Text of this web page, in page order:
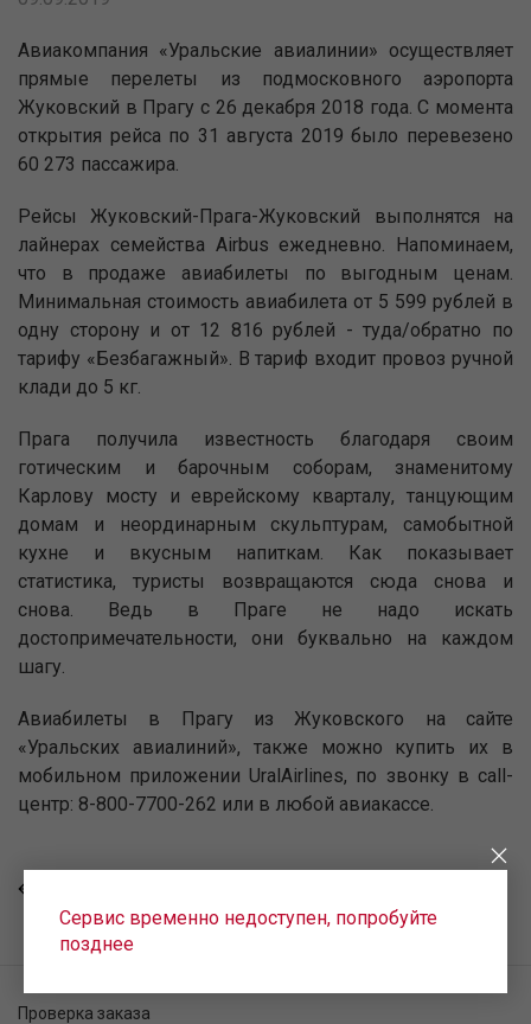
Авиакомпания «Уральские авиалинии» осуществляет
прямые перелеты из подмосковного аэропорта
Жуковский в Прагу с 26 декабря 2018 года. С момента
открытия рейса по 31 августа 2019 было перевезено
60 273 пассажира.
Рейсы Жуковский-Прага-Жуковский выполнятся на
лайнерах семейства Airbus ежедневно. Напоминаем,
что в продаже авиабилеты по выгодным ценам.
Минимальная стоимость авиабилета от 5 599 рублей в
одну сторону и от 12 816 рублей - туда/обратно по
тарифу «Безбагажный». В тариф входит провоз ручной
клади до 5 кг.
Прага получила известность благодаря своим
готическим и барочным соборам, знаменитому
Карлову мосту и еврейскому кварталу, танцующим
домам и неординарным скульптурам, самобытной
кухне и вкусным напиткам. Как показывает
статистика, туристы возвращаются сюда снова и
снова. Ведь в Праге не надо искать
достопримечательности, они буквально на каждом
шагу.
Авиабилеты в Прагу из Жуковского на сайте
«Уральских авиалиний», также можно купить их в
мобильном приложении UralAirlines, по звонку в call-
центр: 8-800-7700-262 или в любой авиакассе.
Сервис временно недоступен, попробуйте
позднее
Проверка заказа